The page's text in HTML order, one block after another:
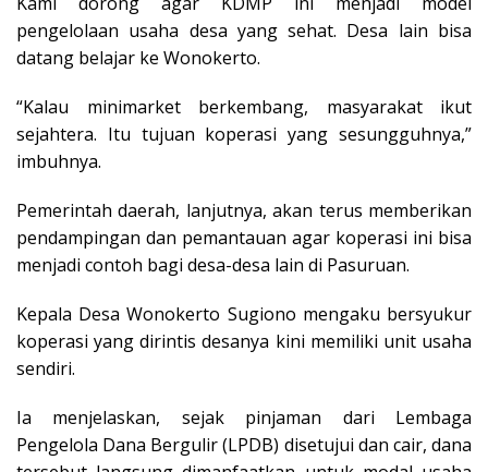
pengelolaan usaha desa yang sehat. Desa lain bisa
datang belajar ke Wonokerto.
“Kalau minimarket berkembang, masyarakat ikut
sejahtera. Itu tujuan koperasi yang sesungguhnya,”
imbuhnya.
Pemerintah daerah, lanjutnya, akan terus memberikan
pendampingan dan pemantauan agar koperasi ini bisa
menjadi contoh bagi desa-desa lain di Pasuruan.
Kepala Desa Wonokerto Sugiono mengaku bersyukur
koperasi yang dirintis desanya kini memiliki unit usaha
sendiri.
Ia menjelaskan, sejak pinjaman dari Lembaga
Pengelola Dana Bergulir (LPDB) disetujui dan cair, dana